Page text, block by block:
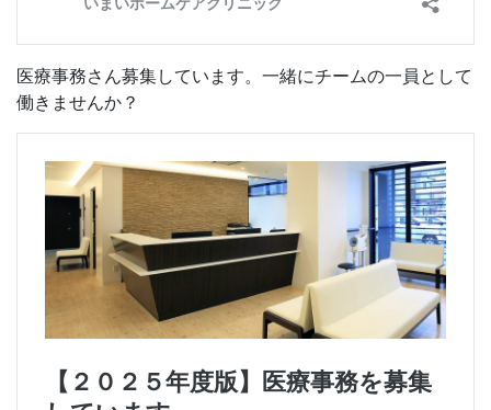
医療事務さん募集しています。一緒にチームの一員として
働きませんか？